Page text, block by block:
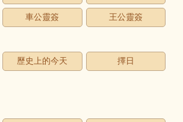
車公靈簽 王公靈簽
歷史上的今天 擇日